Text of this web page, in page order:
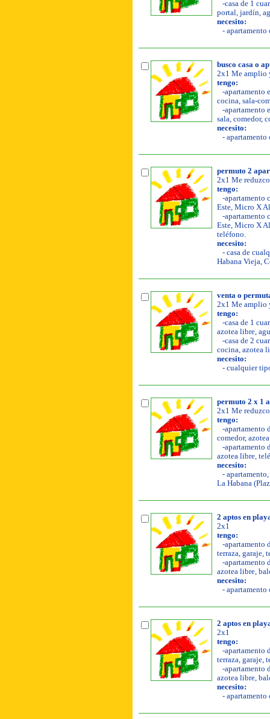
-casa de 1
portal, jardín,
necesito:
- apartamento
busco casa o
2x1 Me amplio
tengo:
-apartamento
cocina, sala-
-apartamento
sala, comedor,
necesito:
- apartamento
permuto 2
2x1 Me
tengo:
-apartamento
Este, Micro X
-apartamento
Este, Micro X
teléfono.
necesito:
- casa de
Habana Vieja,
venta o
2x1 Me amplio
tengo:
-casa de 1
azotea libre,
-casa de 2
cocina, azotea
necesito:
- cualquier
permuto 2 x 1
2x1 Me
tengo:
-apartamento
comedor,
-apartamento
azotea libre,
necesito:
-
La Habana
2 aptos en
2x1
tengo:
-apartamento
terraza, garaje,
-apartamento
azotea libre,
necesito:
- apartamento
2 aptos en
2x1
tengo:
-apartamento
terraza, garaje,
-apartamento
azotea libre,
necesito:
- apartamento